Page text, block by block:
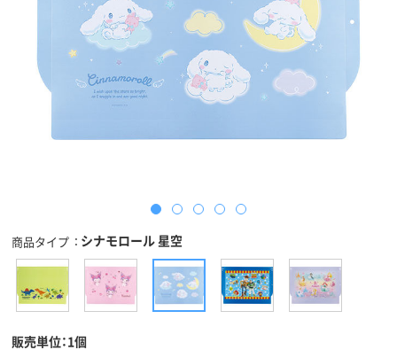
商品タイプ シナモロール 星空
販売単位：1個